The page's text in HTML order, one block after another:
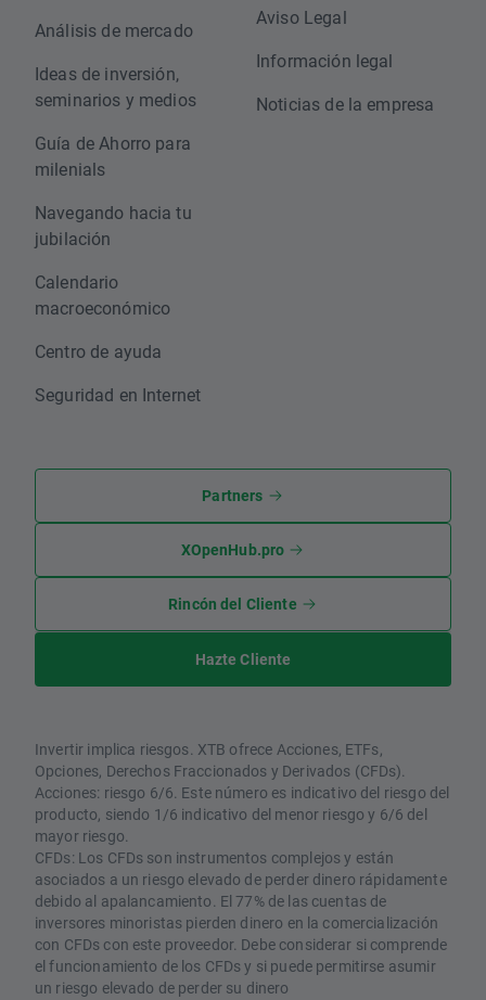
Análisis de mercado
Ideas de inversión,
seminarios y medios
Guía de Ahorro para
milenials
Navegando hacia tu
jubilación
Calendario
macroeconómico
Centro de ayuda
Seguridad en Internet
Aviso Legal
Información legal
Noticias de la empresa
Partners
XOpenHub.pro
Rincón del Cliente
Hazte Cliente
Invertir implica riesgos. XTB ofrece Acciones, ETFs,
Opciones, Derechos Fraccionados y Derivados (CFDs).
Acciones: riesgo 6/6. Este número es indicativo del riesgo del
producto, siendo 1/6 indicativo del menor riesgo y 6/6 del
mayor riesgo.
CFDs: Los CFDs son instrumentos complejos y están
asociados a un riesgo elevado de perder dinero rápidamente
debido al apalancamiento. El 77% de las cuentas de
inversores minoristas pierden dinero en la comercialización
con CFDs con este proveedor. Debe considerar si comprende
el funcionamiento de los CFDs y si puede permitirse asumir
un riesgo elevado de perder su dinero